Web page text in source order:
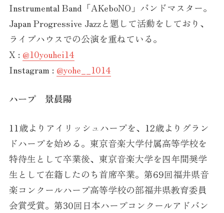
Instrumental Band「AKeboNO」バンドマスター。
Japan Progressive Jazzと題して活動をしており、
ライブハウスでの公演を重ねている。
X : @10youhei14
Instagram : @yohe__1014
ハープ 景晨陽
11歳よりアイリッシュハープを、12歳よりグラン
ドハープを始める。東京音楽大学付属高等学校を
特待生として卒業後、東京音楽大学を四年間奨学
生として在籍したのち首席卒業。第69回福井県音
楽コンクールハープ高等学校の部福井県教育委員
会賞受賞。第30回日本ハープコンクールアドバン